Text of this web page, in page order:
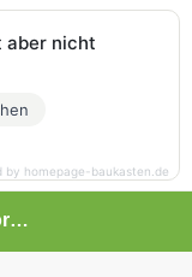
Der Weltkrieg war vor deiner Tür
aber nicht
by homepage-baukasten.de